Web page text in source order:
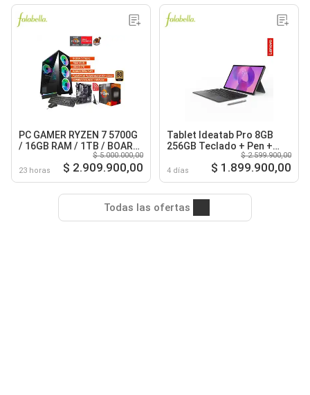
PC GAMER RYZEN 7 5700G
/ 16GB RAM / 1TB / BOARD
B550 WIFI / FUENTE 600W
80+ GOLD
23 horas
$ 5.000.000,00
$ 2.909.900,00
Tablet Ideatab Pro 8GB
256GB Teclado + Pen +
4 días
$ 2.599.900,00
$ 1.899.900,00
Todas las ofertas